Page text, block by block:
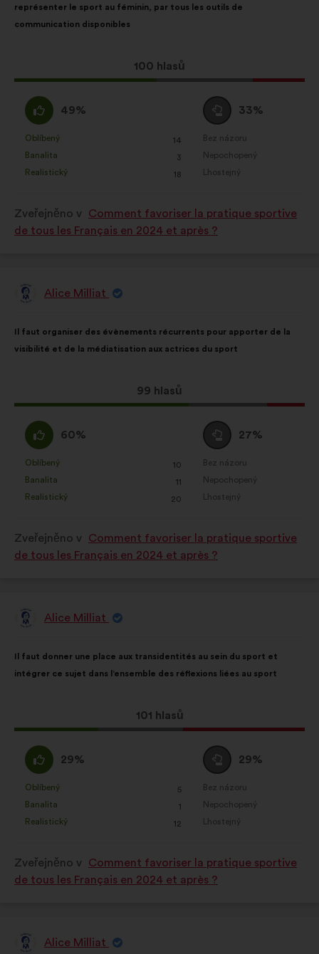
représenter le sport au féminin, par tous les outils de
communication disponibles
Tento
návrh
100 hlasů
Souhlasím
:
49%
Oblíbený
: 14
krát
Banalita
: 3
krát
Realistický
: 18
krát
Neutrální
hlas
:
33%
Bez názoru
:krát
Nepochopený
:krát
Lhostejný
:krát
Zveřejněno v
Comment favoriser la pratique sportive
de tous les Français en 2024 et après ?
Návrh: Alice Milliat
návrhu:
Il faut organiser des évènements récurrents pour apporter de la
visibilité et de la médiatisation aux actrices du sport
Tento
návrh
99 hlasů
distribucí:
Souhlasím
:
60%
Oblíbený
: 10
krát
Banalita
: 11
krát
Realistický
: 20
krát
Neutrální
hlas
:
27%
Bez názoru
:krát
Nepochopený
:krát
Lhostejný
:krát
Zveřejněno v
Comment favoriser la pratique sportive
de tous les Français en 2024 et après ?
Návrh: Alice Milliat
návrhu:
Il faut donner une place aux transidentités au sein du sport et
intégrer ce sujet dans l’ensemble des réflexions liées au sport
Tento
návrh
101 hlasů
distribucí:
Souhlasím
:
29%
Oblíbený
: 5
krát
Banalita
: 1
krát
Realistický
: 12
krát
Neutrální
hlas
:
29%
Bez názoru
:krát
Nepochopený
:krát
Lhostejný
:krát
Zveřejněno v
Comment favoriser la pratique sportive
de tous les Français en 2024 et après ?
Návrh: Alice Milliat